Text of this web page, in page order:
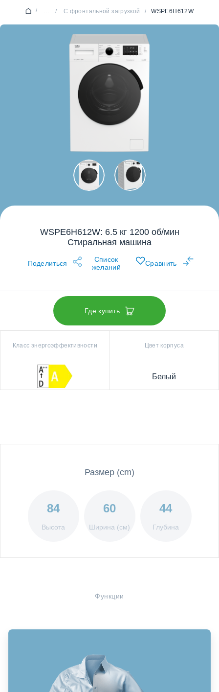
/ ... / С фронтальной загрузкой / WSPE6H612W
WSPE6H612W: 6.5 кг 1200 об/мин
Стиральная машина
Поделиться
Список
желаний
Сравнить
Где купить
Класс энергоэффективности Цвет корпуса
Белый
Размер (cm)
84
Высота
60
Ширина (см)
44
Глубина
Функции